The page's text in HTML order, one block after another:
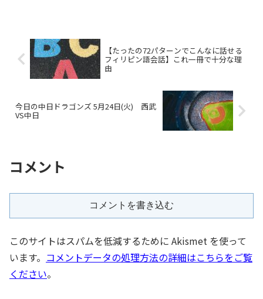
【たったの72パターンでこんなに話せる
フィリピン語会話】これ一冊で十分な理
由
今日の中日ドラゴンズ 5月24日(火) 西武
VS中日
コメント
コメントを書き込む
このサイトはスパムを低減するために Akismet を使って
います。 コメントデータの処理方法の詳細はこちらをご覧
ください。